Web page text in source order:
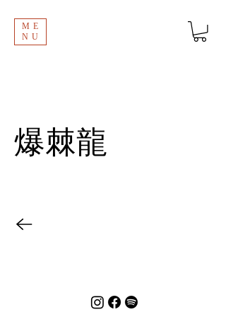
ME
NU
爆棘龍